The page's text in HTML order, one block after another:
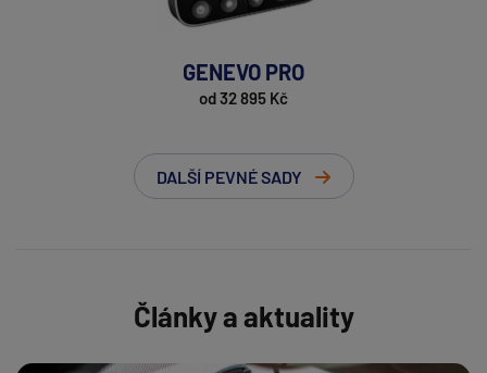
GENEVO PRO
od 32 895 Kč
DALŠÍ PEVNÉ SADY
Články a aktuality